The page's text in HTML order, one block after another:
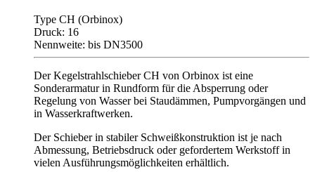
Type CH (Orbinox)
Druck: 16
Nennweite: bis DN3500
Der Kegelstrahlschieber CH von Orbinox ist eine
Sonderarmatur in Rundform für die Absperrung oder
Regelung von Wasser bei Staudämmen, Pumpvorgängen und
in Wasserkraftwerken.
Der Schieber in stabiler Schweißkonstruktion ist je nach
Abmessung, Betriebsdruck oder gefordertem Werkstoff in
vielen Ausführungsmöglichkeiten erhältlich.